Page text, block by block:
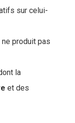
sur celui-
produit pas
la
et des